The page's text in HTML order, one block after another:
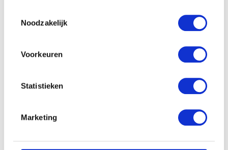
Noodzakelijk
Voorkeuren
Statistieken
Marketing
plush 20cm gestreept
Nattou Cappuccino knuffel